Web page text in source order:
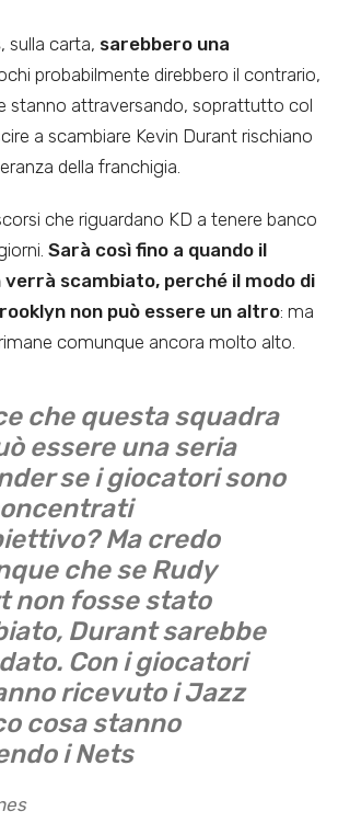
, sulla carta, sarebbero una
probabilmente direbbero il contrario,
stanno attraversando, soprattutto col
a scambiare Kevin Durant rischiano
della franchigia.
che riguardano KD a tenere banco
Sarà così fino a quando il
verrà scambiato, perché il modo di
non può essere un altro: ma
rimane comunque ancora molto alto.
che questa squadra
essere una seria
se i giocatori sono
Ma credo
che se Rudy
non fosse stato
Durant sarebbe
Con i giocatori
ricevuto i Jazz
cosa stanno
i Nets